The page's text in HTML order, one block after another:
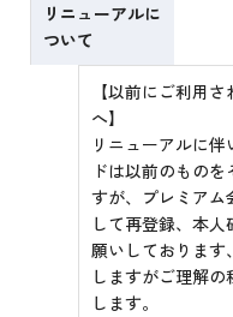
リニューアルに
ついて
【以前にご利用
へ】
リニューアルに
ドは以前のもの
すが、プレミアム
して再登録、本
願いしております
しますがご理解
します。